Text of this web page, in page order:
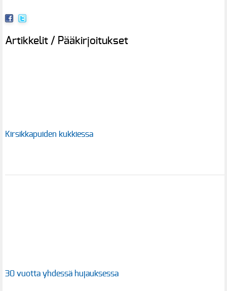
Artikkelit / Pääkirjoitukset
Kirsikkapuiden kukkiessa
30 vuotta yhdessä hujauksessa